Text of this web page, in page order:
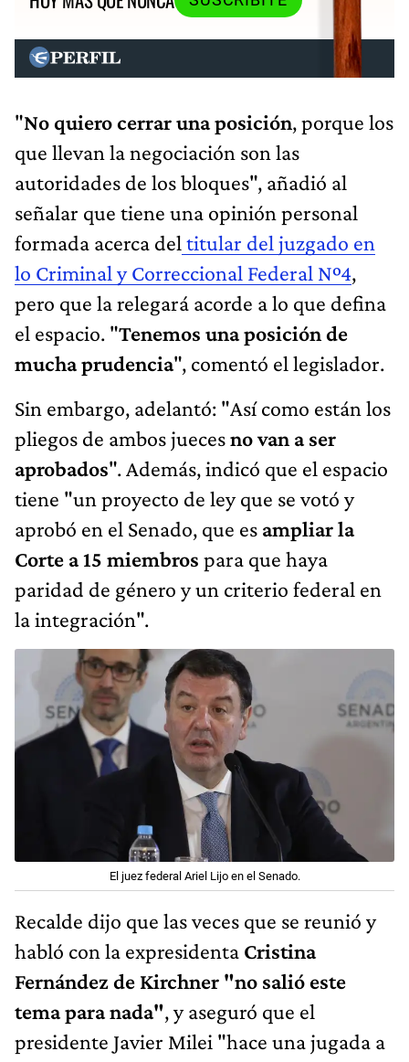
"No quiero cerrar una posición, porque los
que llevan la negociación son las
autoridades de los bloques", añadió al
señalar que tiene una opinión personal
formada acerca del titular del juzgado en
lo Criminal y Correccional Federal Nº4,
pero que la relegará acorde a lo que defina
el espacio. "Tenemos una posición de
mucha prudencia", comentó el legislador.
Sin embargo, adelantó: "Así como están los
pliegos de ambos juecesno van a ser
aprobados". Además, indicó que el espacio
tiene "un proyecto de ley que se votó y
aprobó en el Senado, que es ampliar la
Corte a 15 miembros para que haya
paridad de género y un criterio federal en
la integración".
El juez federal Ariel Lijo en el Senado.
Recalde dijo que las veces que se reunió y
habló con la expresidenta Cristina
Fernández de Kirchner "no salió este
tema para nada", y aseguró que el
presidente Javier Milei "hace una jugada a